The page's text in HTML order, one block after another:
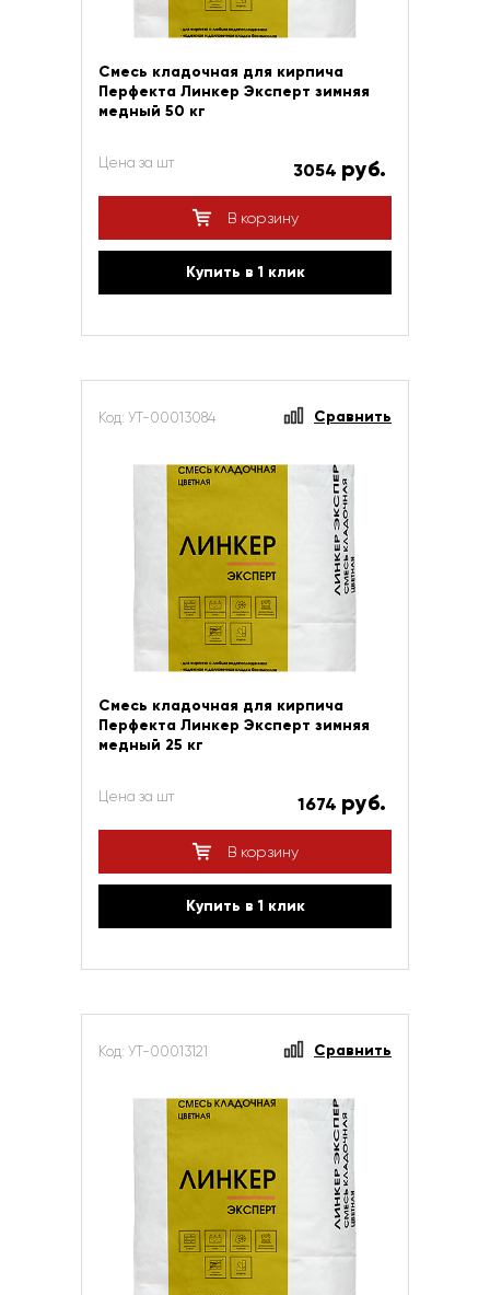
Смесь кладочная для кирпича
Перфекта Линкер Эксперт зимняя
медный 50 кг
Цена за шт 3054 руб.
В корзину
Купить в 1 клик
Код: УТ-00013084 Сравнить
Смесь кладочная для кирпича
Перфекта Линкер Эксперт зимняя
медный 25 кг
Цена за шт 1674 руб.
В корзину
Купить в 1 клик
Код: УТ-00013121 Сравнить